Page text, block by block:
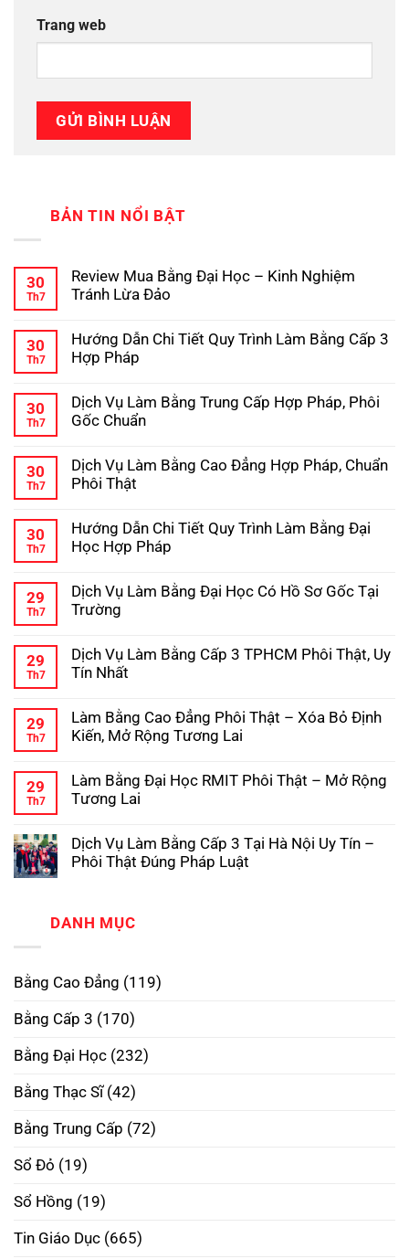
Trang web
BẢN TIN NỔI BẬT
30
Th7
Review Mua Bằng Đại Học – Kinh Nghiệm
Tránh Lừa Đảo
bình
luận
ở
Bằng
Đại
Học
Nghiệm
Tránh
Lừa
30
Th7
Hướng Dẫn Chi Tiết Quy Trình Làm Bằng Cấp 3
Hợp Pháp
bình
luận
ở
Chi
Tiết
Quy
Bằng
Cấp
3
30
Th7
Dịch Vụ Làm Bằng Trung Cấp Hợp Pháp, Phôi
Gốc Chuẩn
bình
luận
ở
Làm
Bằng
Trung
Pháp,
Phôi
Gốc
30
Th7
Dịch Vụ Làm Bằng Cao Đẳng Hợp Pháp, Chuẩn
Phôi Thật
bình
luận
ở
Làm
Bằng
Cao
Pháp,
Chuẩn
Phôi
30
Th7
Hướng Dẫn Chi Tiết Quy Trình Làm Bằng Đại
Học Hợp Pháp
bình
luận
ở
Chi
Tiết
Quy
Bằng
Đại
Học
29
Th7
Dịch Vụ Làm Bằng Đại Học Có Hồ Sơ Gốc Tại
Trường
bình
luận
ở
Làm
Bằng
Đại
Hồ
Sơ
Gốc
29
Th7
Dịch Vụ Làm Bằng Cấp 3 TPHCM Phôi Thật, Uy
Tín Nhất
bình
luận
ở
Làm
Bằng
Cấp
Phôi
Thật,
Uy
29
Th7
Làm Bằng Cao Đẳng Phôi Thật – Xóa Bỏ Định
Kiến, Mở Rộng Tương Lai
bình
luận
ở
Cao
Đẳng
Phôi
Bỏ
Tương
29
Th7
Làm Bằng Đại Học RMIT Phôi Thật – Mở Rộng
Tương Lai
bình
luận
ở
Học
RMIT
Mở
Tương
Lai
Dịch Vụ Làm Bằng Cấp 3 Tại Hà Nội Uy Tín –
Phôi Thật Đúng Pháp Luật
luận
ở
Bằng
Tại
Nội
Uy
Phôi
Đúng
Pháp
DANH MỤC
Bằng Cao Đẳng (119)
Bằng Cấp 3 (170)
Bằng Đại Học (232)
Bằng Thạc Sĩ(42)
Bằng Trung Cấp (72)
Sổ Đỏ (19)
Sổ Hồng (19)
Tin Giáo Dục (665)